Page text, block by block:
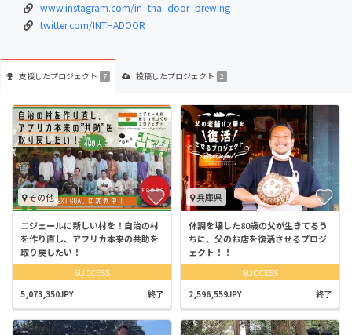
www.instagram.com/in_tha_door_brewing
twitter.com/INTHADOOR
支援したプロジェクト 7 投稿したプロジェクト 2
その他
ニジェールに新しい村を！自治の村
を作り直し、アフリカ本来の共助を
取り戻したい！
SUCCESS
5,073,350JPY 終了
兵庫県
体調を壊した80歳の父が生きてるう
ちに、父のお店を復活させるプロジ
ェクト！！
SUCCESS
2,596,559JPY 終了